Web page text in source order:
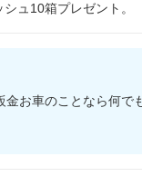
ュ10箱プレゼント。
お車のことなら何で